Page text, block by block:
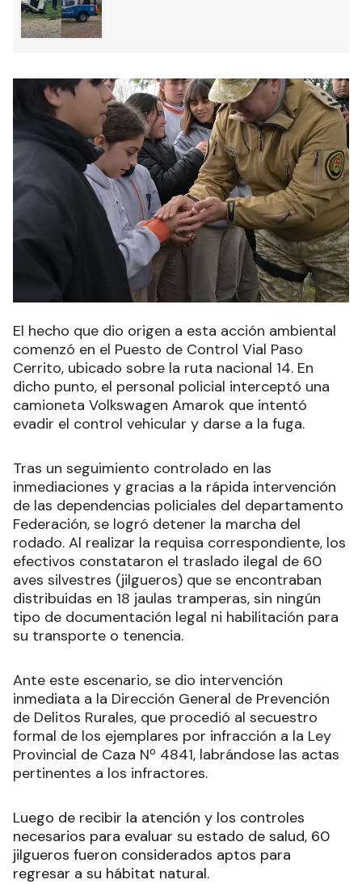
El hecho que dio origen a esta acción ambiental
comenzó en el Puesto de Control Vial Paso
Cerrito, ubicado sobre la ruta nacional 14. En
dicho punto, el personal policial interceptó una
camioneta Volkswagen Amarok que intentó
evadir el control vehicular y darse a la fuga.
Tras un seguimiento controlado en las
inmediaciones y gracias a la rápida intervención
de las dependencias policiales del departamento
Federación, se logró detener la marcha del
rodado. Al realizar la requisa correspondiente, los
efectivos constataron el traslado ilegal de 60
aves silvestres (jilgueros) que se encontraban
distribuidas en 18 jaulas tramperas, sin ningún
tipo de documentación legal ni habilitación para
su transporte o tenencia.
Ante este escenario, se dio intervención
inmediata a la Dirección General de Prevención
de Delitos Rurales, que procedió al secuestro
formal de los ejemplares por infracción a la Ley
Provincial de Caza Nº 4841, labrándose las actas
pertinentes a los infractores.
Luego de recibir la atención y los controles
necesarios para evaluar su estado de salud, 60
jilgueros fueron considerados aptos para
regresar a su hábitat natural.